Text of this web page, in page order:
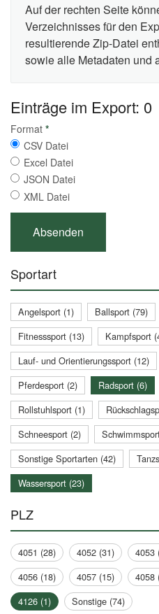
Auf der rechten Seite
Verzeichnisses für den
resultierende Zip-Datei
sowie alle Metadaten und
Einträge im Export: 0
Format *
CSV Datei
Excel Datei
JSON Datei
XML Datei
Sportart
Angelsport (1) Ballsport (79)
Fitnesssport (13)
Kampfsport
Lauf- und Orientierungssport (12)
Pferdesport (2)
Radsport (6)
Rollstuhlsport (1)
Schneesport (2)
Sonstige Sportarten (42)
Wassersport (23)
PLZ
4051 (28) 4052 (31) 4053
4056 (18)
4057 (15) 4058
4126 (1)
Sonstige (74)